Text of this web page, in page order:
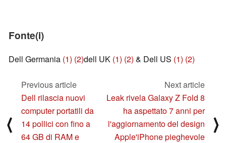
Fonte(i)
Dell Germania (1) (2)dell UK (1) (2) & Dell US (1) (2)
⟨
Previous article
Dell rilascia nuovi
computer portatili da
14 pollici con fino a
64 GB di RAM e
Next article
Leak rivela Galaxy Z Fold 8
ha aspettato 7 anni per
l'aggiornamento del design
Apple'iPhone pieghevole
⟩